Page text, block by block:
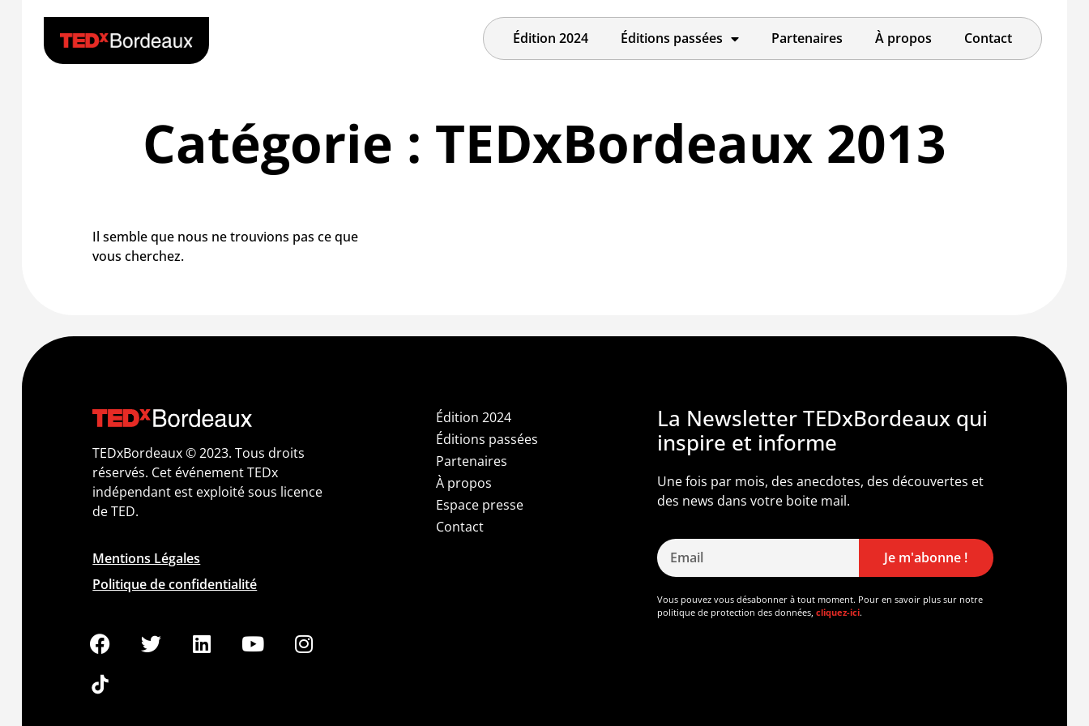
Édition 2024 Éditions passées Partenaires À propos Contact
Catégorie : TEDxBordeaux 2013
Il semble que nous ne trouvions pas ce que
vous cherchez.
TEDxBordeaux © 2023. Tous droits
réservés. Cet événement TEDx
indépendant est exploité sous licence
de TED.
Mentions Légales
Politique de confidentialité
Édition 2024
Éditions passées
Partenaires
À propos
Espace presse
Contact
La Newsletter TEDxBordeaux qui
inspire et informe
Une fois par mois, des anecdotes, des découvertes et
des news dans votre boite mail.
Je m'abonne !
Vous pouvez vous désabonner à tout moment. Pour en savoir plus sur notre
politique de protection des données, cliquez-ici.